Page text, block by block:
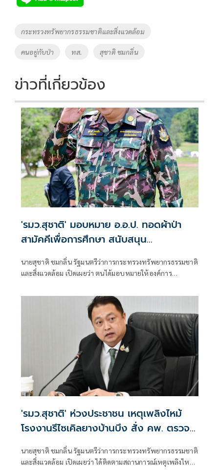
b
o
o
k
er y
Li
n
k
Tags
กระทรวงทรัพยากรธรรมชาติและสิ่งแวดล้อม
คนอยู่กับป่า ทส. สุชาติ ชมกลิ่น
ข่าวที่เกี่ยวข้อง
'รมว.สุชาติ' มอบหมาย อ.อ.ป. ทอดผ้าป่า
สามัคคีเพื่อการศึกษา สนับสนุน
คอมพิวเตอร์ 22 เครื่อง เติมโอกาสเด็ก
โรงเรียนบ้านกิ่วลม จ.เชียงใหม่
นายสุชาติ ชมกลิ่น รัฐมนตรีว่าการกระทรวงทรัพยากรธรรมชาติ
และสิ่งแวดล้อม เปิดเผยว่า ตนได้มอบหมายให้องค์การ
สามัคคีเพื่อการศึกษา กระทรวงทรัพยากรธรรมชาติและสิ่ง
แวดล้อม” ณ โรงเรียนบ้านกิ่วลม ตำบลบ่อหลวง อำเภอฮอด
จังหวัดเชียงใหม่ เพื่อสนับสนุนการศึกษาและเพิ่มโอกาสให้กับ
เด็กและเยาวชนในพื้นที่ โดยสนับสนุนคอมพิวเตอร์ จำนวน 22
เครื่อง สำหรับใช้ในการเรียนการสอนและส่งเสริมทักษะด้าน
เทคโนโลยีสารสนเทศ
'รมว.สุชาติ' ห่วงประชาชน เหตุเพลิงไหม้
โรงงานรีไซเคิลยางบ้านบึง สั่ง คพ. ตรวจ
คุณภาพอากาศเข้ม-แจ้งเตือนประชาชนใกล้
ชิด
นายสุชาติ ชมกลิ่น รัฐมนตรีว่าการกระทรวงทรัพยากรธรรมชาติ
และสิ่งแวดล้อม เปิดเผยว่า ได้ติดตามสถานการณ์เหตุเพลิงไหม้